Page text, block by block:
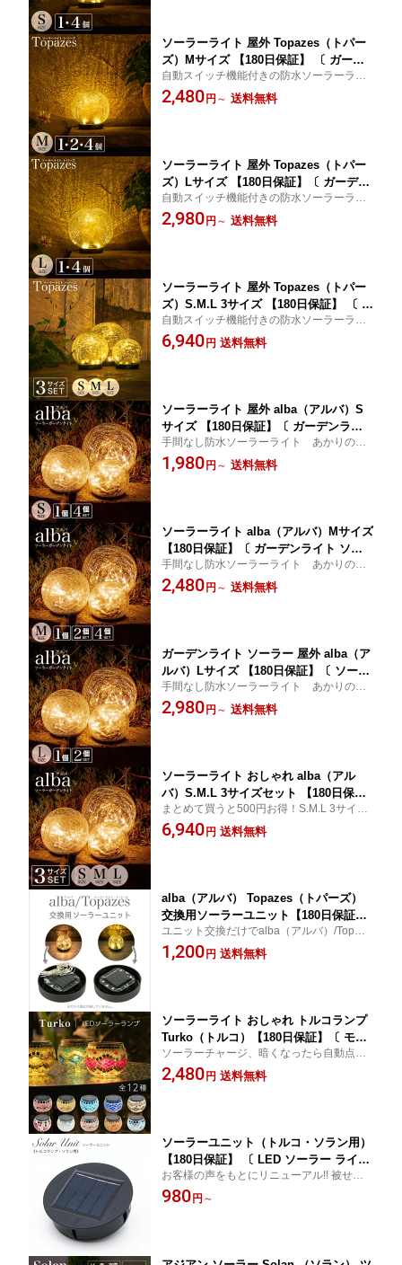
ソーラーライト 屋外 Topazes（トパー
ズ）Mサイズ 【180日保証】 〔 ガーデ
ンライト ソーラー 屋外 防水 ソーラー
ライト ボール ランプ 室内 電球色 LED
自動スイッチ機能付きの防水ソーラーライ
ト。明かりのある癒しのお庭へ。
2,480 円 ～ 送料無料
ソーラーライト 屋外 Topazes（トパー
ズ）Lサイズ 【180日保証】〔 ガーデン
ライト ソーラー 屋外 防水 ソーラーラ
イト ボール ランプ 室内 電球色 LED イ
自動スイッチ機能付きの防水ソーラーライ
ト。明かりのある癒しのお庭へ。
2,980 円 ～ 送料無料
ソーラーライト 屋外 Topazes（トパー
ズ）S.M.L 3サイズ 【180日保証】 〔 ガ
ーデンライト ソーラー 屋外 防水 ソー
ラーライト 電球色 LED インテリア 飾
自動スイッチ機能付きの防水ソーラーライ
ト。明かりのある癒しのお庭へ。 実家への
プレゼントにも！
6,940 円 送料無料
ソーラーライト 屋外 alba（アルバ）S
サイズ 【180日保証】〔 ガーデンライ
ト ソーラー 屋外 ライト 防水 ソーラー
ライト ランプ 室内 電球色 LED インテ
手間なし防水ソーラーライト あかりのあ
る癒しのお庭へ
1,980 円 ～ 送料無料
ソーラーライト alba（アルバ）Mサイズ
【180日保証】〔 ガーデンライト ソー
ラー 屋外 インテリア ライト 防水 ソー
ラーライト 室内 電球色 LED ガーデニ
手間なし防水ソーラーライト あかりのあ
る癒しのお庭へ
2,480 円 ～ 送料無料
ガーデンライト ソーラー 屋外 alba（ア
ルバ）Lサイズ 【180日保証】〔 ソーラ
ーライト 屋外 おしゃれ ソーラー イン
テリア ライト 防水 ガーデンライト 屋
手間なし防水ソーラーライト あかりのあ
る癒しのお庭へ ガーデニングに限らず、玄
関、テラス、ベランダなど場所を選ばない
2,980 円 ～ 送料無料
ソーラーライト おしゃれ alba（アル
バ）S.M.L 3サイズセット 【180日保
証】 〔 ガーデンライト ソーラー 屋外
防水 ソーラーライト ランプ 電球色 LE
まとめて買うと500円お得！S.M.L 3サイズ
セット 手間なし防水ソーラーライト あか
りのある癒しのお庭へ 実家へのプレゼント
6,940 円 送料無料
alba（アルバ） Topazes（トパーズ）
交換用ソーラーユニット【180日保証】
〔 ソーラーライト LEDワイヤー ガーデ
ンライト 屋外 ソーラー ランタン 防水
ユニット交換だけでalba（アルバ）/Topaze
s（トパーズ）が簡単復活！ お気に入りの
ガラスはそのまま、光の印象を手軽にチェ
1,200 円 送料無料
ソーラーライト おしゃれ トルコランプ
Turko（トルコ）【180日保証】〔 モザ
イク ランプ トルコ ガーデンライト 屋
外 ソーラー おしゃれ 防水 新生活 ステ
ソーラーチャージ、暗くなったら自動点灯
おしゃれなモザイクランプで癒しの空間に
実家へのプレゼントにも喜ばれています！
2,480 円 送料無料
ソーラーユニット（トルコ・ソラン用）
【180日保証】 〔 LED ソーラー ライト
太陽電池 ソーラー充電 DIY 電球色 手作
り ハンドメイド 自動点灯 オートスイッ
お客様の声をもとにリニューアル!! 被せる
だけで屋外でも使えるソーラーライトに！
980 円 ～